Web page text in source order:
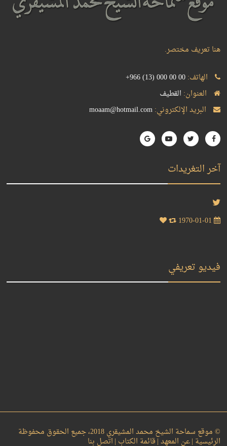
هنا تعريف مختصر.
الهاتف:+966 (13) 000 00 00
العنوان: القطيف
البريد الإلكتروني:moaam@hotmail.com
آخر التغريدات
فيديو تعريفي
© موقع سماحة الشيخ محمد المشيقري 2018، جميع الحقوق محفوظة
الرئيسية |عن المعهد |قائمة الكتاب |اتصل بنا